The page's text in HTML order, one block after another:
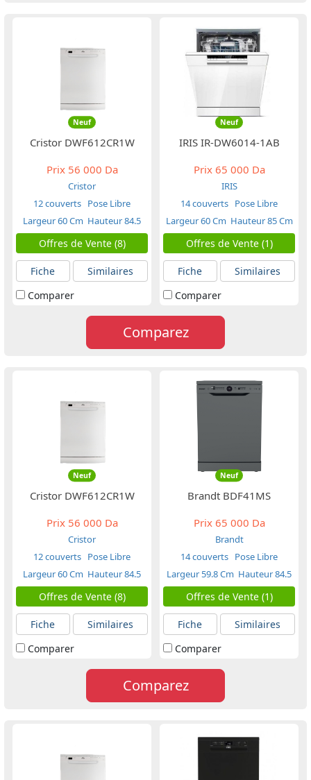
Neuf
Cristor DWF612CR1W
Prix56 000 Da
Cristor
12 couverts Pose Libre
Largeur 60 Cm Hauteur 84.5
Cm
Offres de Vente (8)
Fiche
Similaires
Comparer
Neuf
IRIS IR-DW6014-1AB
Prix65 000 Da
IRIS
14 couverts Pose Libre
Largeur 60 Cm Hauteur 85 Cm
Offres de Vente (1)
Fiche
Similaires
Comparer
Comparez
Neuf
Cristor DWF612CR1W
Prix56 000 Da
Cristor
12 couverts Pose Libre
Largeur 60 Cm Hauteur 84.5
Cm
Offres de Vente (8)
Fiche
Similaires
Comparer
Neuf
Brandt BDF41MS
Prix65 000 Da
Brandt
14 couverts Pose Libre
Largeur 59.8 Cm Hauteur 84.5
Cm
Offres de Vente (1)
Fiche
Similaires
Comparer
Comparez